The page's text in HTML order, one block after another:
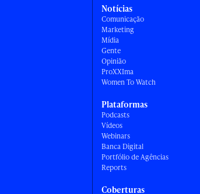
Notícias
Comunicação
Marketing
Mídia
Gente
Opinião
ProXXIma
Women To Watch
Plataformas
Podcasts
Vídeos
Webinars
Banca Digital
Portfólio de Agências
Reports
Coberturas